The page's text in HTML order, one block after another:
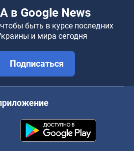
в Google News
быть в курсе последних
и мира сегодня
Подписаться